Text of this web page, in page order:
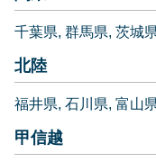
千葉県 群馬県 茨城
北陸
福井県 石川県 富山
甲信越